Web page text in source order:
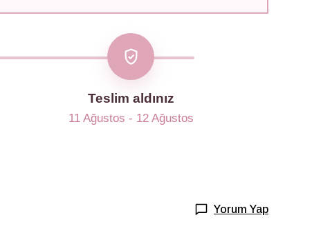
Teslim aldınız
11 Ağustos - 12 Ağustos
Yorum Yap